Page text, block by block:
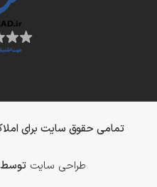
تمامی حقوق سایت برای
طراحی سایت